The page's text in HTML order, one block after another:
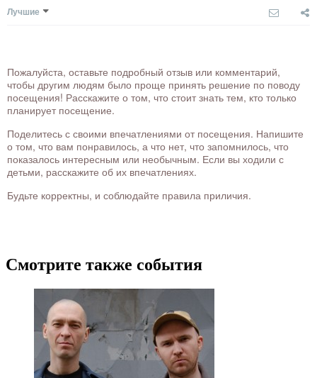
Лучшие
Пожалуйста, оставьте подробный отзыв или комментарий,
чтобы другим людям было проще принять решение по поводу
посещения! Расскажите о том, что стоит знать тем, кто только
планирует посещение.
Поделитесь с своими впечатлениями от посещения. Напишите
о том, что вам понравилось, а что нет, что запомнилось, что
показалось интересным или необычным. Если вы ходили с
детьми, расскажите об их впечатлениях.
Будьте корректны, и соблюдайте правила приличия.
Смотрите также события